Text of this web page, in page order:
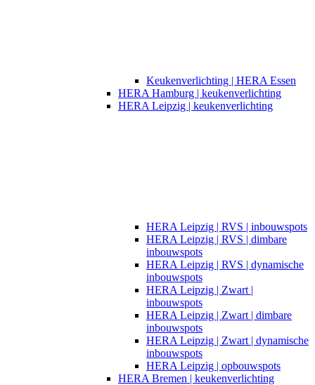
Keukenverlichting | HERA Essen
HERA Hamburg | keukenverlichting
HERA Leipzig | keukenverlichting
HERA Leipzig | RVS | inbouwspots
HERA Leipzig | RVS | dimbare
inbouwspots
HERA Leipzig | RVS | dynamische
inbouwspots
HERA Leipzig | Zwart |
inbouwspots​
HERA Leipzig | Zwart | dimbare
inbouwspots
HERA Leipzig | Zwart | dynamische
inbouwspots
HERA Leipzig | opbouwspots
HERA Bremen | keukenverlichting